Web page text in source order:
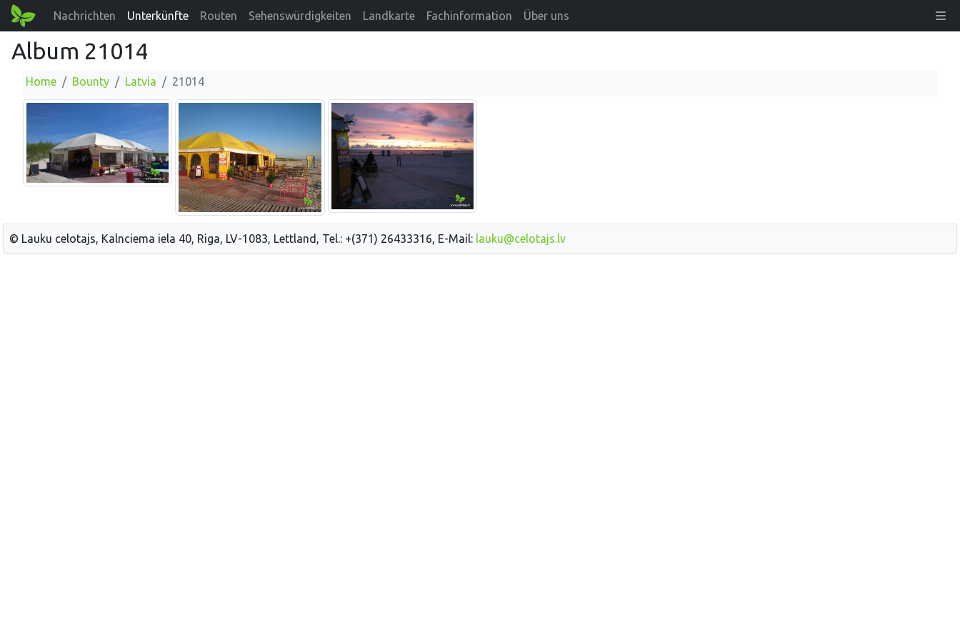
Nachrichten Unterkünfte Routen Sehenswürdigkeiten Landkarte Fachinformation Über uns
Album 21014
Home Bounty Latvia 21014
© Lauku celotajs, Kalnciema iela 40, Riga, LV-1083, Lettland, Tel.: +(371) 26433316, E-Mail: lauku@celotajs.lv